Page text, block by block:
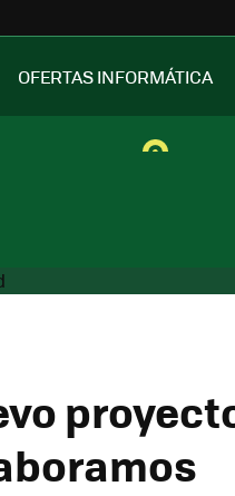
OFERTAS INFORMÁTICA